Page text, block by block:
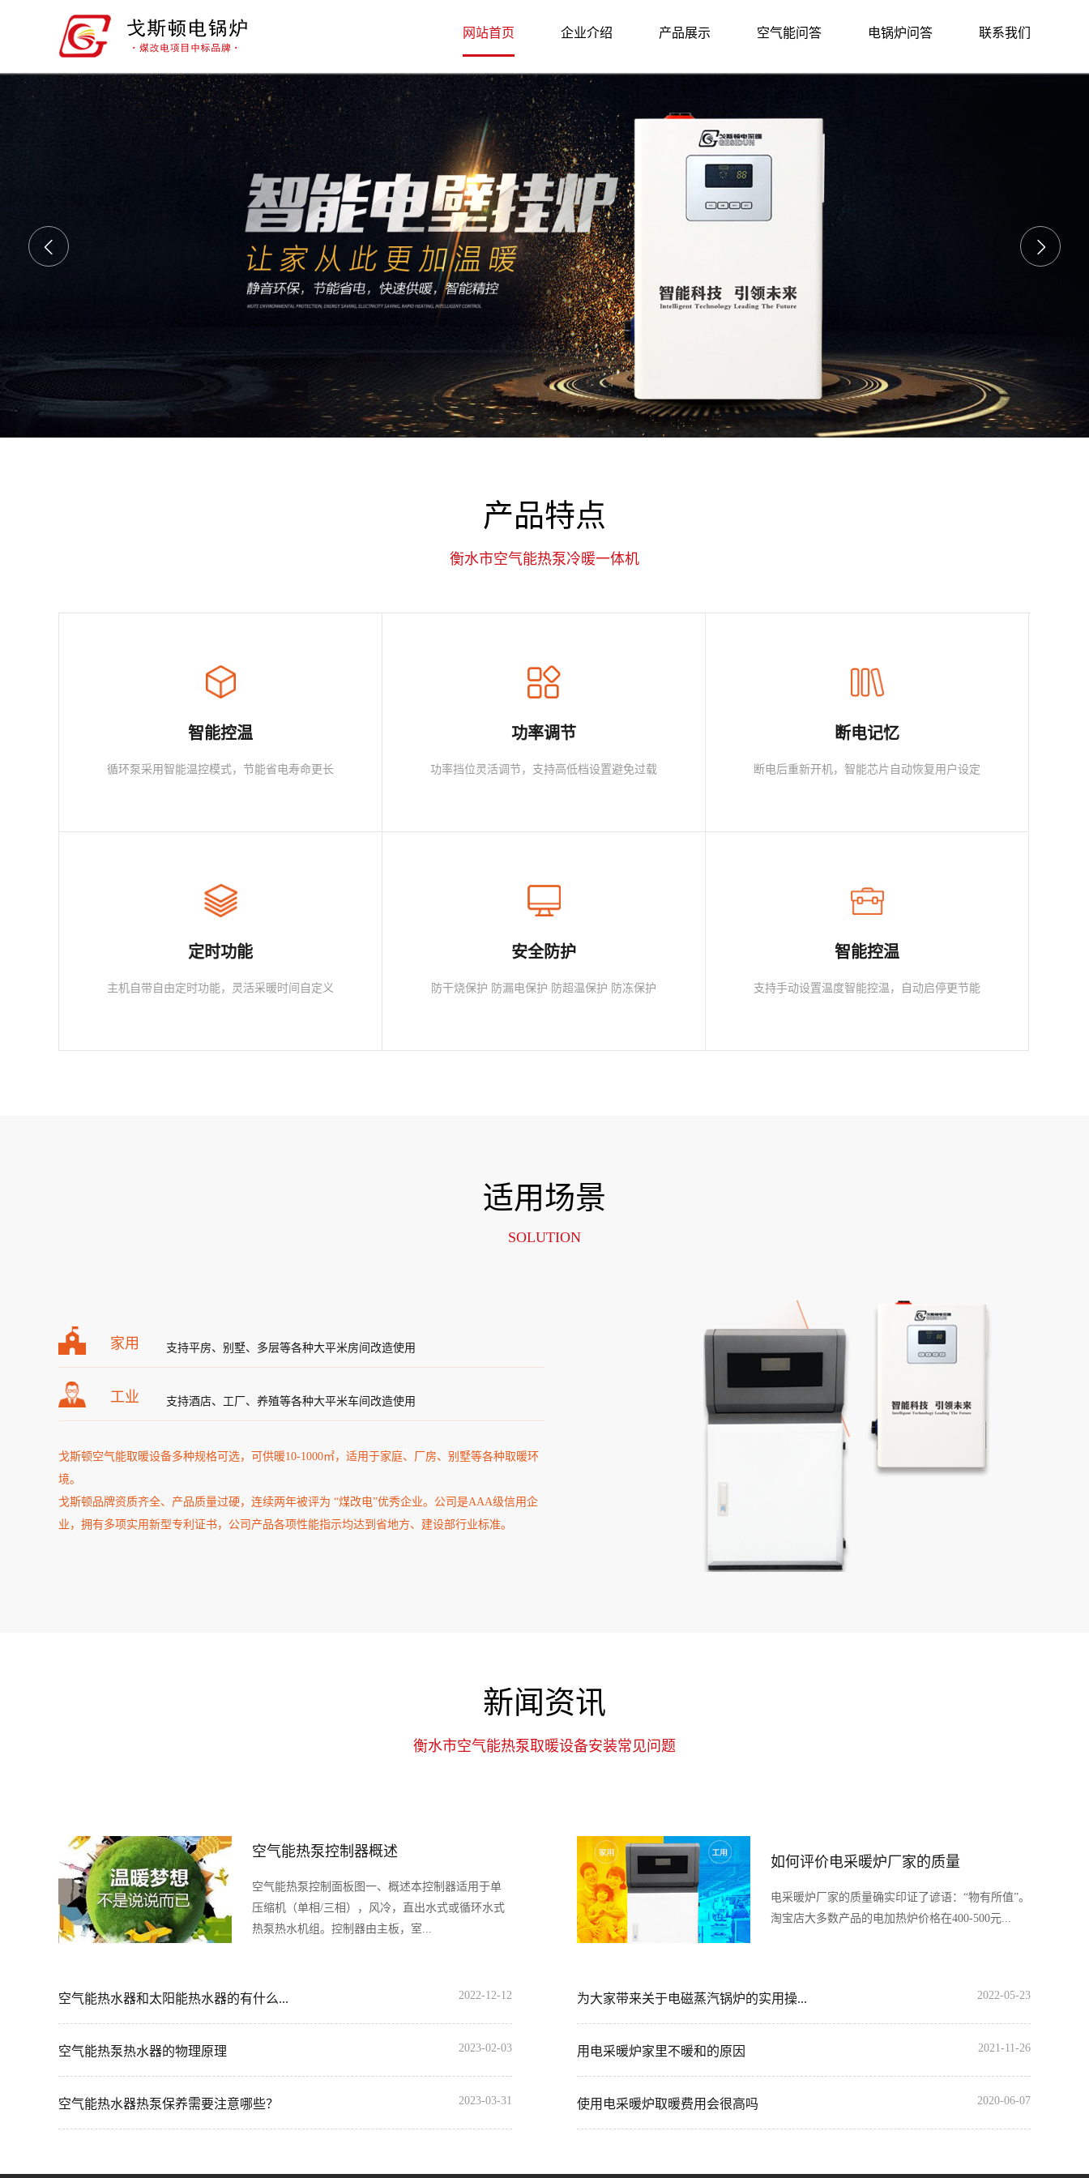
网站首页 企业介绍 产品展示 空气能问答 电锅炉问答 联系我们
产品特点
衡水市空气能热泵冷暖一体机
智能控温
循环泵采用智能温控模式，节能省电寿命更长
功率调节
功率挡位灵活调节，支持高低档设置避免过载
断电记忆
断电后重新开机，智能芯片自动恢复用户设定
定时功能
主机自带自由定时功能，灵活采暖时间自定义
安全防护
防干烧保护 防漏电保护 防超温保护 防冻保护
智能控温
支持手动设置温度智能控温，自动启停更节能
适用场景
SOLUTION
家用 支持平房、别墅、多层等各种大平米房间改造使用
工业 支持酒店、工厂、养殖等各种大平米车间改造使用
戈斯顿空气能取暖设备多种规格可选，可供暖10-1000㎡，适用于家庭、厂房、别墅等各种取暖环
境。
戈斯顿品牌资质齐全、产品质量过硬，连续两年被评为 “煤改电”优秀企业。公司是AAA级信用企
业，拥有多项实用新型专利证书，公司产品各项性能指示均达到省地方、建设部行业标准。
新闻资讯
衡水市空气能热泵取暖设备安装常见问题
空气能热泵控制器概述
空气能热泵控制面板图一、概述本控制器适用于单
压缩机（单相/三相），风冷，直出水式或循环水式
热泵热水机组。控制器由主板，室...
空气能热水器和太阳能热水器的有什么... 2022-12-12
空气能热泵热水器的物理原理 2023-02-03
空气能热水器热泵保养需要注意哪些？ 2023-03-31
如何评价电采暖炉厂家的质量
电采暖炉厂家的质量确实印证了谚语：“物有所值”。
淘宝店大多数产品的电加热炉价格在400-500元...
为大家带来关于电磁蒸汽锅炉的实用操... 2022-05-23
用电采暖炉家里不暖和的原因 2021-11-26
使用电采暖炉取暖费用会很高吗 2020-06-07